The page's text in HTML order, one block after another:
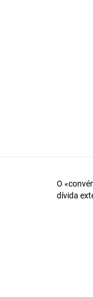
O
dívida